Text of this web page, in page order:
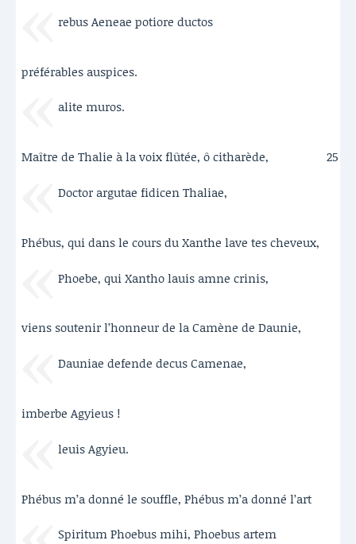
rebus Aeneae potiore ductos
préférables auspices.
alite muros.
Maître de Thalie à la voix flûtée, ô citharède, 25
Doctor argutae fidicen Thaliae,
Phébus, qui dans le cours du Xanthe lave tes cheveux,
Phoebe, qui Xantho lauis amne crinis,
viens soutenir l’honneur de la Camène de Daunie,
Dauniae defende decus Camenae,
imberbe Agyieus !
leuis Agyieu.
Phébus m’a donné le souffle, Phébus m’a donné l’art
Spiritum Phoebus mihi, Phoebus artem